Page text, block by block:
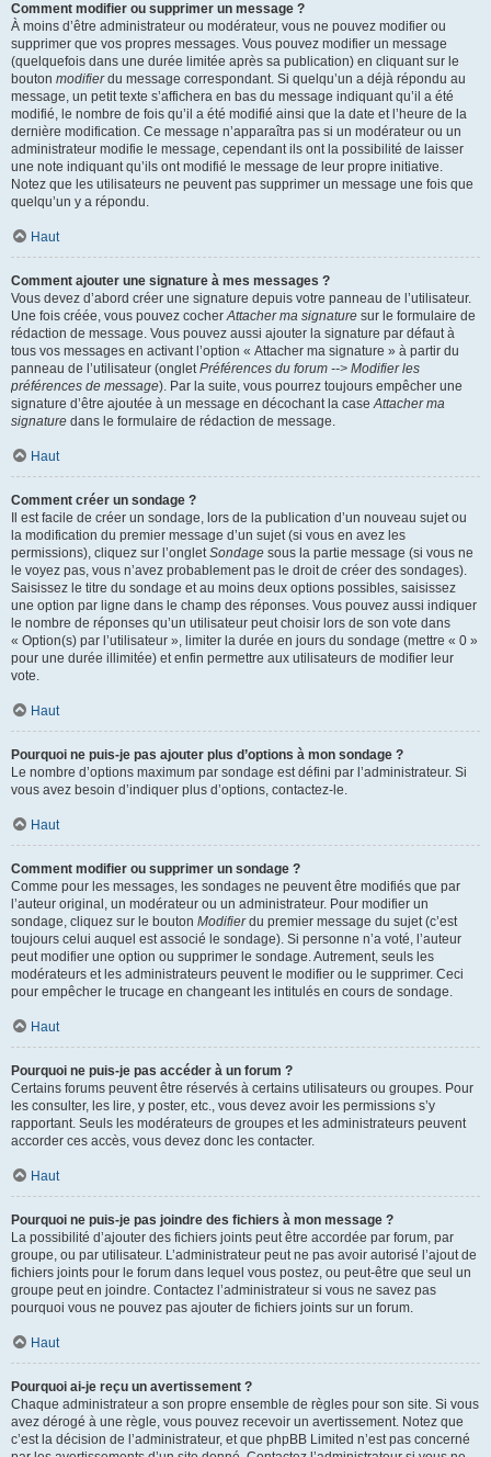
Comment modifier ou supprimer un message ?
À moins d’être administrateur ou modérateur, vous ne pouvez modifier ou
supprimer que vos propres messages. Vous pouvez modifier un message
(quelquefois dans une durée limitée après sa publication) en cliquant sur le
bouton modifierdu message correspondant. Si quelqu’un a déjà répondu au
message, un petit texte s’affichera en bas du message indiquant qu’il a été
modifié, le nombre de fois qu’il a été modifié ainsi que la date et l’heure de la
dernière modification. Ce message n’apparaîtra pas si un modérateur ou un
administrateur modifie le message, cependant ils ont la possibilité de laisser
une note indiquant qu’ils ont modifié le message de leur propre initiative.
Notez que les utilisateurs ne peuvent pas supprimer un message une fois que
quelqu’un y a répondu.
Haut
Comment ajouter une signature à mes messages ?
Vous devez d’abord créer une signature depuis votre panneau de l’utilisateur.
Une fois créée, vous pouvez cocherAttacher ma signature sur le formulaire de
rédaction de message. Vous pouvez aussi ajouter la signature par défaut à
tous vos messages en activant l’option « Attacher ma signature » à partir du
panneau de l’utilisateur (ongletPréférences du forum --> Modifier les
préférences de message). Par la suite, vous pourrez toujours empêcher une
signature d’être ajoutée à un message en décochant la caseAttacher ma
signature dans le formulaire de rédaction de message.
Haut
Comment créer un sondage ?
Il est facile de créer un sondage, lors de la publication d’un nouveau sujet ou
la modification du premier message d’un sujet (si vous en avez les
permissions), cliquez sur l’ongletSondage sous la partie message (si vous ne
le voyez pas, vous n’avez probablement pas le droit de créer des sondages).
Saisissez le titre du sondage et au moins deux options possibles, saisissez
une option par ligne dans le champ des réponses. Vous pouvez aussi indiquer
le nombre de réponses qu’un utilisateur peut choisir lors de son vote dans
« Option(s) par l’utilisateur », limiter la durée en jours du sondage (mettre « 0 »
pour une durée illimitée) et enfin permettre aux utilisateurs de modifier leur
vote.
Haut
Pourquoi ne puis-je pas ajouter plus d’options à mon sondage ?
Le nombre d’options maximum par sondage est défini par l’administrateur. Si
vous avez besoin d’indiquer plus d’options, contactez-le.
Haut
Comment modifier ou supprimer un sondage ?
Comme pour les messages, les sondages ne peuvent être modifiés que par
l’auteur original, un modérateur ou un administrateur. Pour modifier un
sondage, cliquez sur le bouton Modifierdu premier message du sujet (c’est
toujours celui auquel est associé le sondage). Si personne n’a voté, l’auteur
peut modifier une option ou supprimer le sondage. Autrement, seuls les
modérateurs et les administrateurs peuvent le modifier ou le supprimer. Ceci
pour empêcher le trucage en changeant les intitulés en cours de sondage.
Haut
Pourquoi ne puis-je pas accéder à un forum ?
Certains forums peuvent être réservés à certains utilisateurs ou groupes. Pour
les consulter, les lire, y poster, etc., vous devez avoir les permissions s’y
rapportant. Seuls les modérateurs de groupes et les administrateurs peuvent
accorder ces accès, vous devez donc les contacter.
Haut
Pourquoi ne puis-je pas joindre des fichiers à mon message ?
La possibilité d’ajouter des fichiers joints peut être accordée par forum, par
groupe, ou par utilisateur. L’administrateur peut ne pas avoir autorisé l’ajout de
fichiers joints pour le forum dans lequel vous postez, ou peut-être que seul un
groupe peut en joindre. Contactez l’administrateur si vous ne savez pas
pourquoi vous ne pouvez pas ajouter de fichiers joints sur un forum.
Haut
Pourquoi ai-je reçu un avertissement ?
Chaque administrateur a son propre ensemble de règles pour son site. Si vous
avez dérogé à une règle, vous pouvez recevoir un avertissement. Notez que
c’est la décision de l’administrateur, et que phpBB Limited n’est pas concerné